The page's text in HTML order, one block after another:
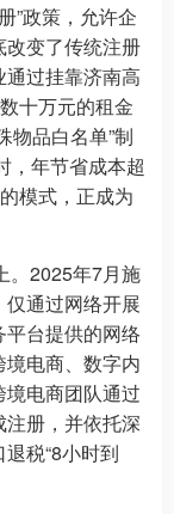
”政策，允许企
变了传统注册
过挂靠济南高
十万元的租金
物品白名单”制
，年节省成本超
模式，正成为
。2025年7月施
通过网络开展
台提供的网络
电商、数字内
电商团队通过
册，并依托深
税“8小时到